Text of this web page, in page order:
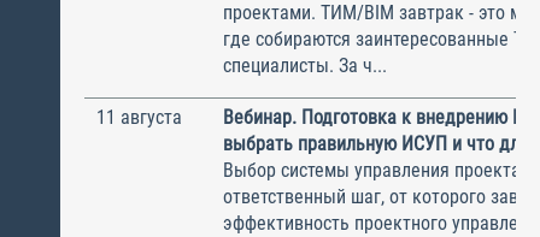
проектами. ТИМ/BIM завтрак - это
где собираются заинтересованные
специалисты. За ч...
11 августа
Вебинар. Подготовка к внедрению
выбрать правильную ИСУП и что для
Выбор системы управления
ответственный шаг, от которого
эффективность проектного